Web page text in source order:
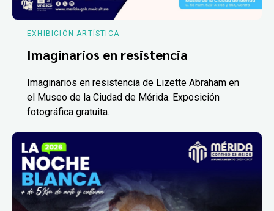
EXHIBICIÓN ARTÍSTICA
Imaginarios en resistencia
Imaginarios en resistencia de Lizette Abraham en
el Museo de la Ciudad de Mérida. Exposición
fotográfica gratuita.